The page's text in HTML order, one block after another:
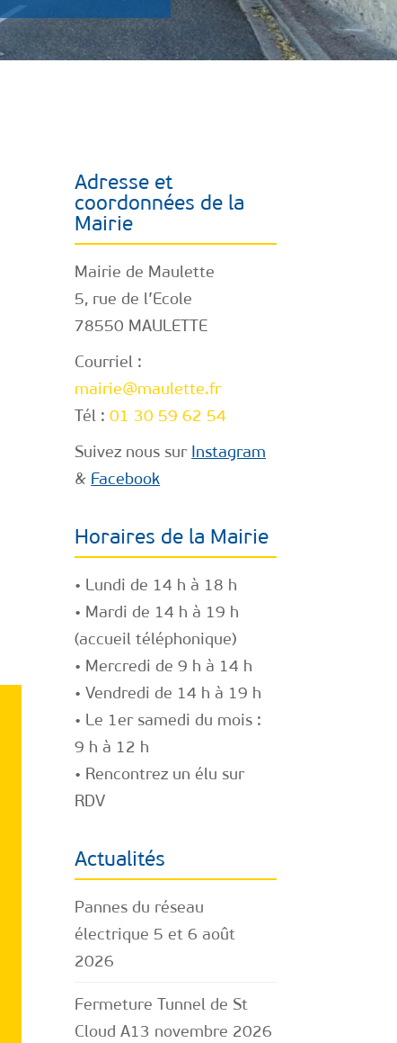
Adresse et
coordonnées de la
Mairie
Mairie de Maulette
5, rue de l’Ecole
78550 MAULETTE
Courriel :
mairie@maulette.fr
Tél :01 30 59 62 54
Suivez nous sur Instagram
& Facebook
Horaires de la Mairie
• Lundi de 14 h à 18 h
• Mardi de 14 h à 19 h
(accueil téléphonique)
• Mercredi de 9 h à 14 h
• Vendredi de 14 h à 19 h
• Le 1er samedi du mois :
9 h à 12 h
• Rencontrez un élusur
RDV
Actualités
Pannes du réseau
électrique 5 et 6 août
2026
Fermeture Tunnel de St
Cloud A13 novembre 2026